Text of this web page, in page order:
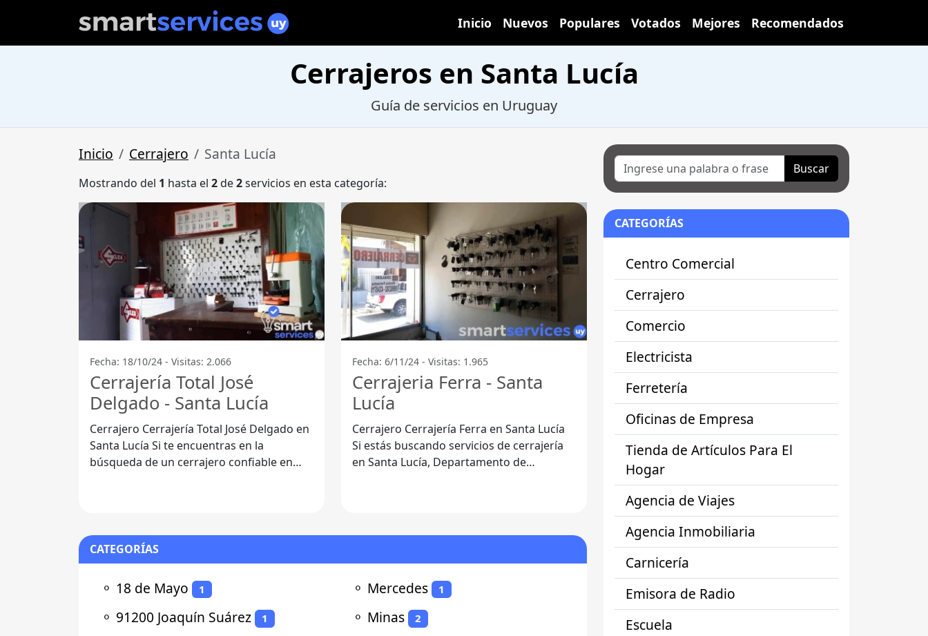
Inicio Nuevos Populares Votados Mejores Recomendados
Cerrajeros en Santa Lucía
Guía de servicios en Uruguay
Inicio Cerrajero Santa Lucía
Mostrando del 1 hasta el 2de2servicios en esta categoría:
Fecha: 18/10/24 - Visitas: 2.066
Cerrajería Total José
Delgado - Santa Lucía
Cerrajero Cerrajería Total José Delgado en
Santa Lucía Si te encuentras en la
búsqueda de un cerrajero confiable en
Fecha: 6/11/24 - Visitas: 1.965
Cerrajeria Ferra - Santa
Lucía
Cerrajero Cerrajería Ferra en Santa Lucía
Si estás buscando servicios de cerrajería
en Santa Lucía, Departamento de
CATEGORÍAS
⚬ 18 de Mayo 1
⚬ 91200 Joaquín Suárez 1
⚬ Mercedes 1
⚬ Minas 2
Buscar
CATEGORÍAS
Centro Comercial
Cerrajero
Comercio
Electricista
Ferretería
Oficinas de Empresa
Tienda de Artículos Para El
Hogar
Agencia de Viajes
Agencia Inmobiliaria
Carnicería
Emisora de Radio
Escuela